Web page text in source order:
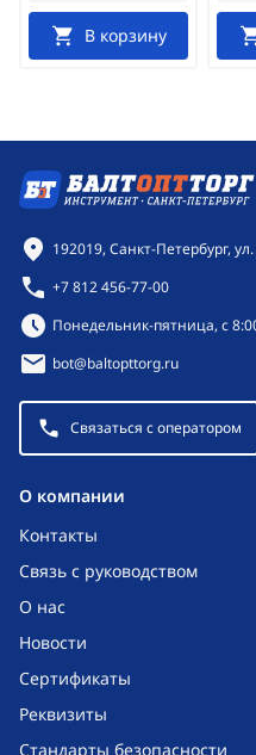
В корзину
O компании
Контакты
Связь с руководством
О нас
Новости
Сертификаты
Реквизиты
Стандарты безопасности
Контактная
192019, Санкт-Петербург,
+7 812 456-77-00
Режим работы:
Понедельник-пятница, с
bot@baltopttorg.ru
Связаться с оператором